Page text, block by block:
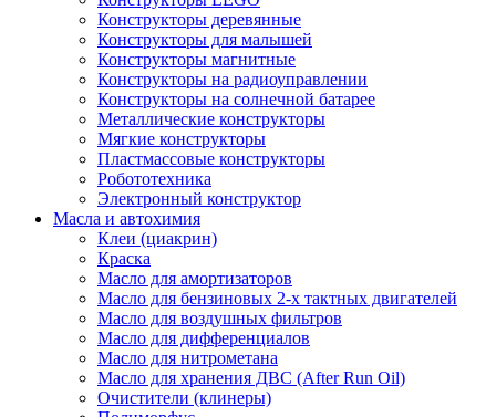
Конструкторы деревянные
Конструкторы для малышей
Конструкторы магнитные
Конструкторы на радиоуправлении
Конструкторы на солнечной батарее
Металлические конструкторы
Мягкие конструкторы
Пластмассовые конструкторы
Робототехника
Электронный конструктор
Масла и автохимия
Клеи (циакрин)
Краска
Масло для амортизаторов
Масло для бензиновых 2-х тактных двигателей
Масло для воздушных фильтров
Масло для дифференциалов
Масло для нитрометана
Масло для хранения ДВС (After Run Oil)
Очистители (клинеры)